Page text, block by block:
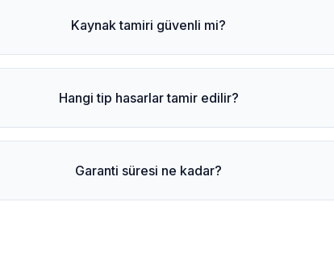
Kaynak tamiri güvenli mi?
Hangi tip hasarlar tamir edilir?
Garanti süresi ne kadar?